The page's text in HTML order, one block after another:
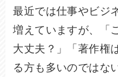
最近では仕事やビジ
増えていますが、「
大丈夫？」「著作権
る方も多いのではな